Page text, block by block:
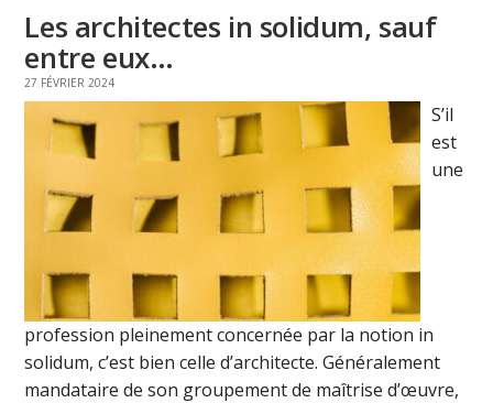
Les architectes in solidum, sauf
entre eux…
27 FÉVRIER 2024
S’il
est
une
profession pleinement concernée par la notion in
solidum, c’est bien celle d’architecte. Généralement
mandataire de son groupement de maîtrise d’œuvre,